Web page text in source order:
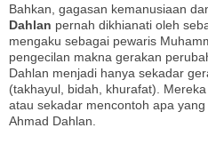
Bahkan, gagasan kemanusiaan
Dahlan pernah dikhianati oleh
mengaku sebagai pewaris
pengecilan makna gerakan
Dahlan menjadi hanya sekadar
(takhayul, bidah, khurafat).
atau sekadar mencontoh apa
Ahmad Dahlan.